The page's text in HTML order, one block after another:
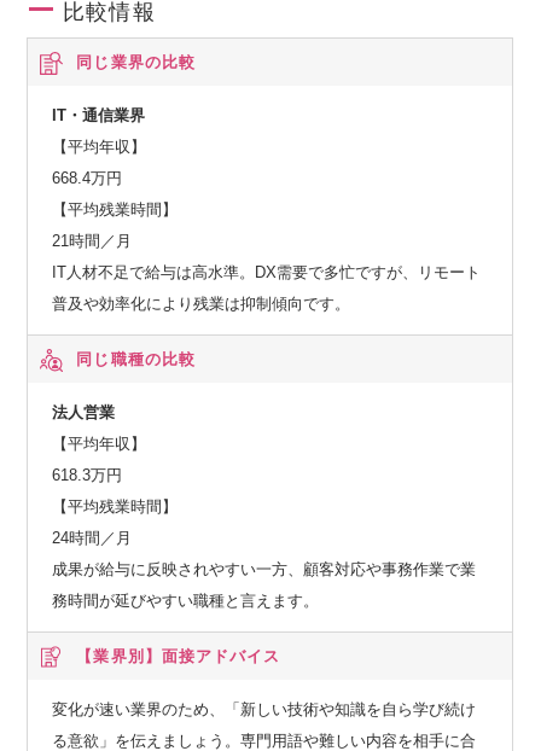
比較情報
同じ業界の比較
IT・通信業界
【平均年収】
668.4万円
【平均残業時間】
21時間／月
IT人材不足で給与は高水準。DX需要で多忙ですが、リモート
普及や効率化により残業は抑制傾向です。
同じ職種の比較
法人営業
【平均年収】
618.3万円
【平均残業時間】
24時間／月
成果が給与に反映されやすい一方、顧客対応や事務作業で業
務時間が延びやすい職種と言えます。
【業界別】 面接アドバイス
変化が速い業界のため、「新しい技術や知識を自ら学び続け
る意欲」を伝えましょう。専門用語や難しい内容を相手に合